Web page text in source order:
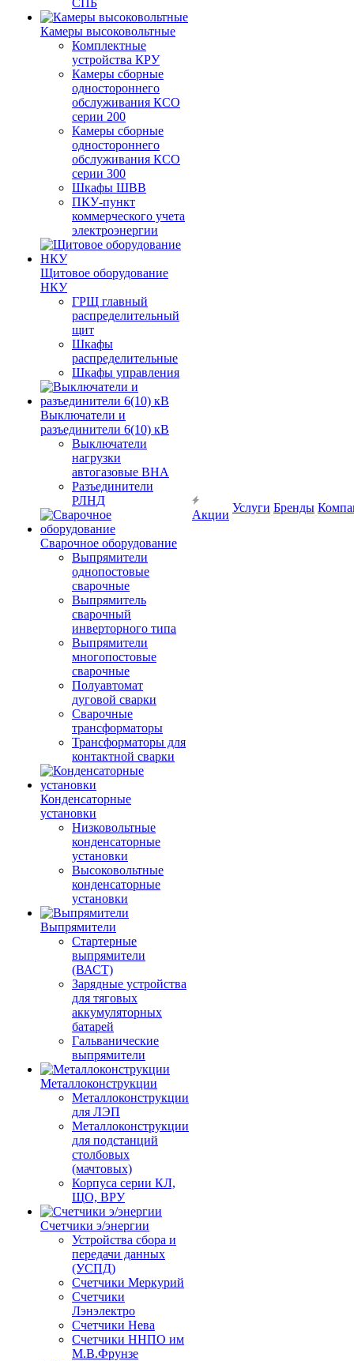
СПБ
Камеры высоковольтные
Комплектные
устройства КРУ
Камеры сборные
одностороннего
обслуживания КСО
серии 200
Камеры сборные
одностороннего
обслуживания КСО
серии 300
Шкафы ШВВ
ПКУ-пункт
коммерческого учета
электроэнергии
Щитовое оборудование
НКУ
ГРЩ главный
распределительный
щит
Шкафы
распределительные
Шкафы управления
Выключатели и
разъединители 6(10) кВ
Выключатели
нагрузки
автогазовые ВНА
Разъединители
РЛНД
Сварочное оборудование
Выпрямители
однопостовые
сварочные
Выпрямитель
сварочный
инверторного типа
Выпрямители
многопостовые
сварочные
Полуавтомат
дуговой сварки
Сварочные
трансформаторы
Трансформаторы для
контактной сварки
Конденсаторные
установки
Низковольтные
конденсаторные
установки
Высоковольтные
конденсаторные
установки
Выпрямители
Стартерные
выпрямители
(ВАСТ)
Зарядные устройства
для тяговых
аккумуляторных
батарей
Гальванические
выпрямители
Металлоконструкции
Металлоконструкции
для ЛЭП
Металлоконструкции
для подстанций
столбовых
(мачтовых)
Корпуса серии КЛ,
ЩО, ВРУ
Счетчики э/энергии
Устройства сбора и
передачи данных
(УСПД)
Счетчики Меркурий
Счетчики
Лэнэлектро
Счетчики Нева
Счетчики ННПО им
М.В.Фрунзе
Акции
Услуги Бренды